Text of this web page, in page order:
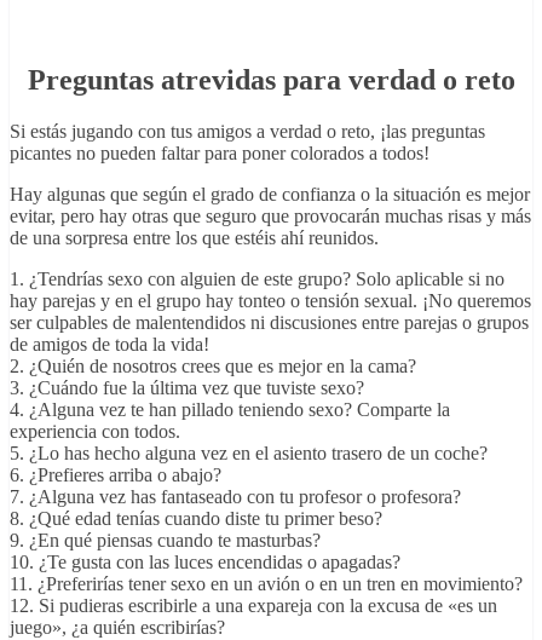
Preguntas atrevidas para verdad o reto
Si estás jugando con tus amigos a verdad o reto, ¡las preguntas
picantes no pueden faltar para poner colorados a todos!
Hay algunas que según el grado de confianza o la situación es mejor
evitar, pero hay otras que seguro que provocarán muchas risas y más
de una sorpresa entre los que estéis ahí reunidos.
1. ¿Tendrías sexo con alguien de este grupo? Solo aplicable si no
hay parejas y en el grupo hay tonteo o tensión sexual. ¡No queremos
ser culpables de malentendidos ni discusiones entre parejas o grupos
de amigos de toda la vida!
2. ¿Quién de nosotros crees que es mejor en la cama?
3. ¿Cuándo fue la última vez que tuviste sexo?
4. ¿Alguna vez te han pillado teniendo sexo? Comparte la
experiencia con todos.
5. ¿Lo has hecho alguna vez en el asiento trasero de un coche?
6. ¿Prefieres arriba o abajo?
7. ¿Alguna vez has fantaseado con tu profesor o profesora?
8. ¿Qué edad tenías cuando diste tu primer beso?
9. ¿En qué piensas cuando te masturbas?
10. ¿Te gusta con las luces encendidas o apagadas?
11. ¿Preferirías tener sexo en un avión o en un tren en movimiento?
12. Si pudieras escribirle a una expareja con la excusa de «es un
juego», ¿a quién escribirías?